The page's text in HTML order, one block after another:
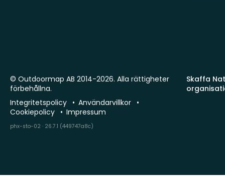
Skaffa
© Outdoormap AB 2014-2026. Alla rättigheter
förbehållna.
Integritetspolicy
Användarvillkor
Cookiepolicy
Impressum
phx-sto-02 · 26.7.1 (449747a8c)